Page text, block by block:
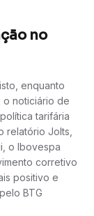
no
enquanto
o noticiário de
tarifária
relatório Jolts,
o Ibovespa
corretivo
positivo e
BTG